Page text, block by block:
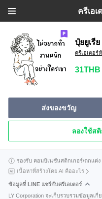
ครีเอเ
ปุ๋ยยูเรี
ครีเอเตอร์
31THB
ส่งของขวัญ
ลองใช้ส
รองรับ คอมบิเนชันสติกเกอร์/ตกแต่ง
เนื้อหาที่สร้างโดย AI คืออะไร
ข้อมูลที่ LINE แชร์กับครีเอเตอร์
LY Corporation จะเก็บรวบรวมข้อมูลเ